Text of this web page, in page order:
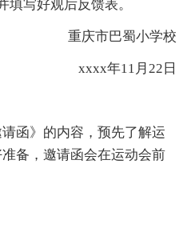
填写好观后反馈表。
重庆市巴蜀小学校
xxxx年11月22日
函》的内容，预先了解运
备，邀请函会在运动会前